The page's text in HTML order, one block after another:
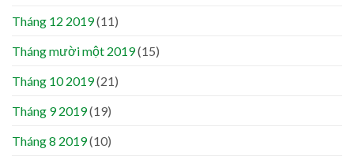
Tháng 12 2019(11)
Tháng mười một 2019(15)
Tháng 10 2019(21)
Tháng 9 2019(19)
Tháng 8 2019(10)